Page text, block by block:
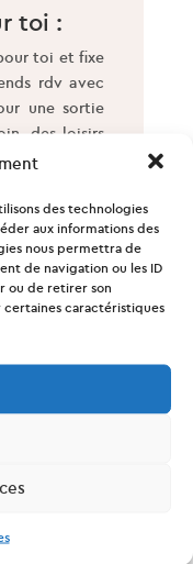
des technologies
aux informations des
nous permettra de
de navigation ou les ID
ou de retirer son
caractéristiques
toi :
toi et fixe
rdv avec
une sortie
des loisirs
Digitale
nature :
lequel tu t’
opte
livre ou la
de te
en reprenant
foule et de
des